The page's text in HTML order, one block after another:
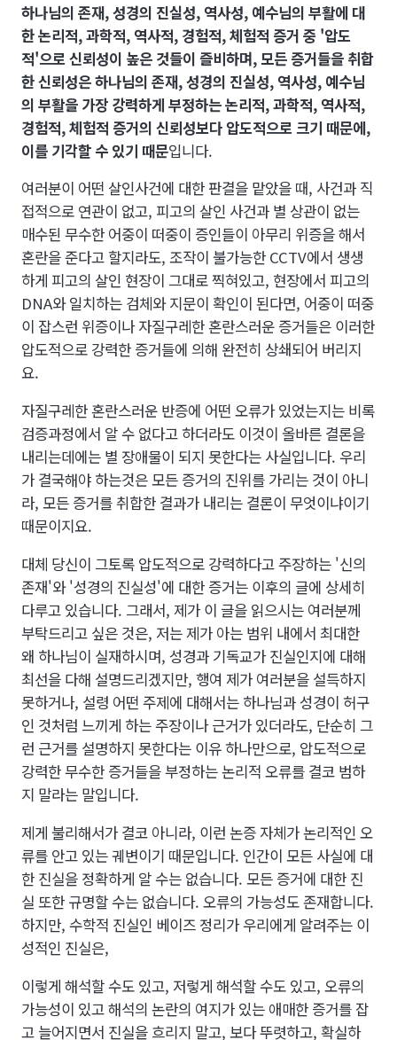
하나님의 존재, 성경의 진실성, 역사성, 예수님의 부활에 대
한 논리적, 과학적, 역사적, 경험적, 체험적 증거 중 '압도
적'으로 신뢰성이 높은 것들이 즐비하며, 모든 증거들을 취합
한 신뢰성은 하나님의 존재, 성경의 진실성, 역사성, 예수님
의 부활을 가장 강력하게 부정하는 논리적, 과학적, 역사적,
경험적, 체험적 증거의 신뢰성보다 압도적으로 크기 때문에,
이를 기각할 수 있기 때문입니다.
여러분이 어떤 살인사건에 대한 판결을 맡았을 때, 사건과 직
접적으로 연관이 없고, 피고의 살인 사건과 별 상관이 없는
매수된 무수한 어중이 떠중이 증인들이 아무리 위증을 해서
혼란을 준다고 할지라도, 조작이 불가능한 CCTV에서 생생
하게 피고의 살인 현장이 그대로 찍혀있고, 현장에서 피고의
DNA와 일치하는 검체와 지문이 확인이 된다면, 어중이 떠중
이 잡스런 위증이나 자질구레한 혼란스러운 증거들은 이러한
압도적으로 강력한 증거들에 의해 완전히 상쇄되어 버리지
요.
자질구레한 혼란스러운 반증에 어떤 오류가 있었는지는 비록
검증과정에서 알 수 없다고 하더라도 이것이 올바른 결론을
내리는데에는 별 장애물이 되지 못한다는 사실입니다. 우리
가 결국해야 하는것은 모든 증거의 진위를 가리는 것이 아니
라, 모든 증거를 취합한 결과가 내리는 결론이 무엇이냐이기
때문이지요.
대체 당신이 그토록 압도적으로 강력하다고 주장하는 '신의
존재'와 '성경의 진실성'에 대한 증거는 이후의 글에 상세히
다루고 있습니다. 그래서, 제가 이 글을 읽으시는 여러분께
부탁드리고 싶은 것은, 저는 제가 아는 범위 내에서 최대한
왜 하나님이 실재하시며, 성경과 기독교가 진실인지에 대해
최선을 다해 설명드리겠지만, 행여 제가 여러분을 설득하지
못하거나, 설령 어떤 주제에 대해서는 하나님과 성경이 허구
인 것처럼 느끼게 하는 주장이나 근거가 있더라도, 단순히 그
런 근거를 설명하지 못한다는 이유 하나만으로, 압도적으로
강력한 무수한 증거들을 부정하는 논리적 오류를 결코 범하
지 말라는 말입니다.
제게 불리해서가 결코 아니라, 이런 논증 자체가 논리적인 오
류를 안고 있는 궤변이기 때문입니다. 인간이 모든 사실에 대
한 진실을 정확하게 알 수는 없습니다. 모든 증거에 대한 진
실 또한 규명할 수는 없습니다. 오류의 가능성도 존재합니다.
하지만, 수학적 진실인 베이즈 정리가 우리에게 알려주는 이
성적인 진실은,
이렇게 해석할 수도 있고, 저렇게 해석할 수도 있고, 오류의
가능성이 있고 해석의 논란의 여지가 있는 애매한 증거를 잡
고 늘어지면서 진실을 흐리지 말고, 보다 뚜렷하고, 확실하